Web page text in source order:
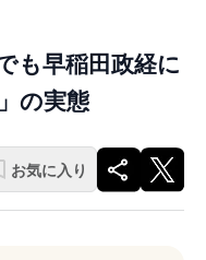
も早稲田政経に
の実態
お気に入り